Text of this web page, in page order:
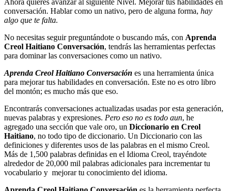
conversación. Hablar como un nativo, pero de alguna forma, hay
algo que te falta.
No necesitas seguir preguntándote o buscando más, con Aprenda
Creol Haitiano Conversación, tendrás las herramientas perfectas
para dominar las conversaciones como un nativo.
Aprenda Creol Haitiano Conversación es una herramienta única
para mejorar tus habilidades en conversación. Este no es otro libro
del montón; es mucho más que eso.
Encontrarás conversaciones actualizadas usadas por esta generación,
nuevas palabras y expresiones. Pero eso no es todo aun, he
agregado una sección que vale oro, un Diccionario en Creol
Haitiano, no todo tipo de diccionario. Un Diccionario con las
definiciones y diferentes usos de las palabras en el mismo Creol.
Más de 1,500 palabras definidas en el Idioma Creol, trayéndote
alrededor de 20,000 mil palabras adicionales para incrementar tu
vocabulario y mejorar tu conocimiento del idioma.